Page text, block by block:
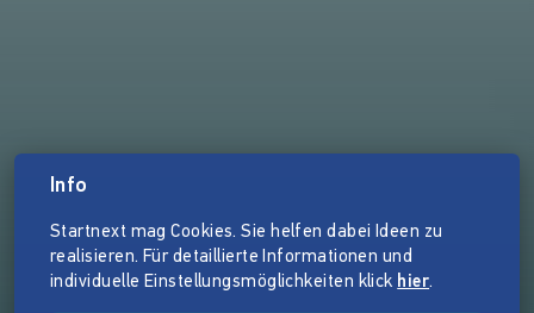
Info
Startnext mag Cookies. Sie helfen dabei Ideen zu
realisieren. Für detaillierte Informationen und
individuelle Einstellungsmöglichkeiten klick hier.